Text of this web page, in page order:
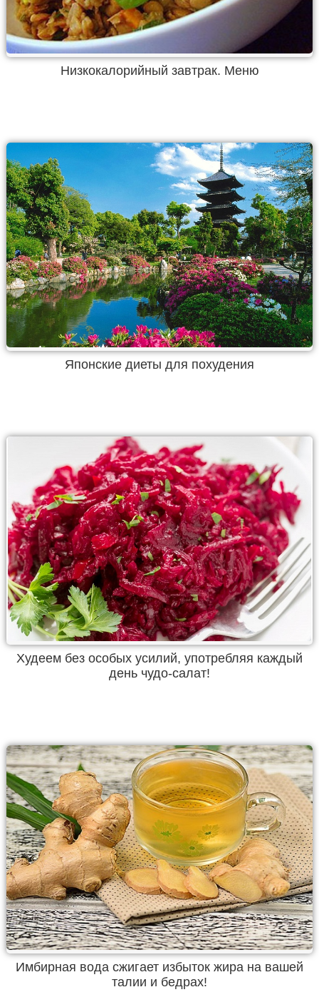
Низкокалорийный завтрак. Меню
Японские диеты для похудения
Худеем без особых усилий, употребляя каждый
день чудо-салат!
Имбирная вода сжигает избыток жира на вашей
талии и бедрах!